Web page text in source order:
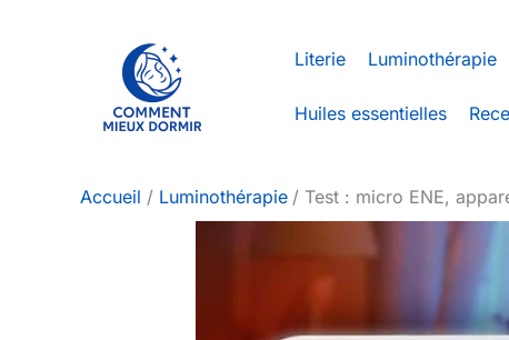
Literie Luminothérapie
Huiles essentielles
Accueil Luminothérapie Test : micro ENE,